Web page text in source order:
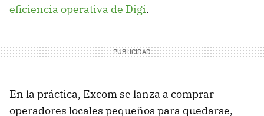
eficiencia operativa de Digi.
En la práctica, Excom se lanza a comprar
operadores locales pequeños para quedarse,